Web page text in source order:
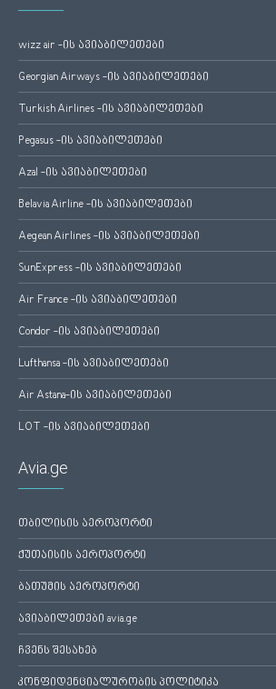
wizz air -ის ავიაბილეთები
Georgian Airways -ის ავიაბილეთები
Turkish Airlines -ის ავიაბილეთები
Pegasus -ის ავიაბილეთები
Azal -ის ავიაბილეთები
Belavia Airline -ის ავიაბილეთები
Aegean Airlines -ის ავიაბილეთები
SunExpress -ის ავიაბილეთები
Air France -ის ავიაბილეთები
Condor -ის ავიაბილეთები
Lufthansa -ის ავიაბილეთები
Air Astana-ის ავიაბილეთები
LOT -ის ავიაბილეთები
Avia.ge
თბილისის აეროპორტი
ქუთაისის აეროპორტი
ბათუმის აეროპორტი
ავიაბილეთები avia.ge
ჩვენს შესახებ
კონფიდენციალურობის პოლიტიკა